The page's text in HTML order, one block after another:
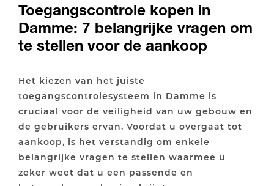
Toegangscontrole kopen in
Damme: 7 belangrijke vragen om
te stellen voor de aankoop
Het kiezen van het juiste
toegangscontrolesysteem in Damme is
cruciaal voor de veiligheid van uw gebouw en
de gebruikers ervan. Voordat u overgaat tot
aankoop, is het verstandig om enkele
belangrijke vragen te stellen waarmee u
zeker weet dat u een passende en